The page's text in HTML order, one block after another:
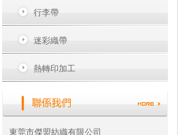
行李帶
迷彩織帶
熱轉印加工
東莞市傑盟紡織有限公司